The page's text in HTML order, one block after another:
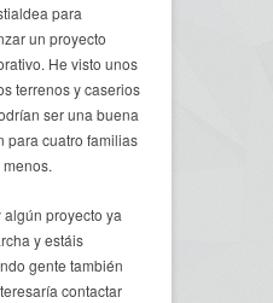
para
un proyecto
He visto unos
terrenos y caserios
ser una buena
para cuatro familias
algún proyecto ya
y estáis
gente también
contactar